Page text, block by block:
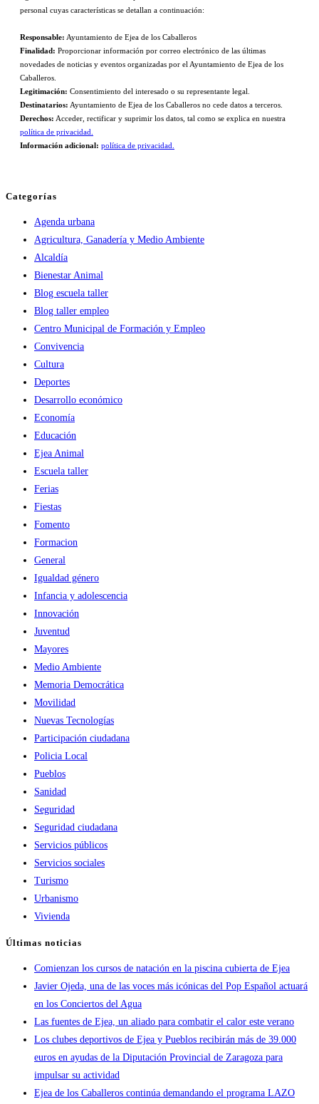
personal cuyas características se detallan a continuación:
Responsable: Ayuntamiento de Ejea de los Caballeros
Finalidad: Proporcionar información por correo electrónico de las últimas
novedades de noticias y eventos organizadas por el Ayuntamiento de Ejea de los
Caballeros.
Legitimación: Consentimiento del interesado o su representante legal.
Destinatarios: Ayuntamiento de Ejea de los Caballeros no cede datos a terceros.
Derechos: Acceder, rectificar y suprimir los datos, tal como se explica en nuestra
política de privacidad.
Información adicional: política de privacidad.
Categorías
Agenda urbana
Agricultura, Ganadería y Medio Ambiente
Alcaldía
Bienestar Animal
Blog escuela taller
Blog taller empleo
Centro Municipal de Formación y Empleo
Convivencia
Cultura
Deportes
Desarrollo económico
Economía
Educación
Ejea Animal
Escuela taller
Ferias
Fiestas
Fomento
Formacion
General
Igualdad género
Infancia y adolescencia
Innovación
Juventud
Mayores
Medio Ambiente
Memoria Democrática
Movilidad
Nuevas Tecnologías
Participación ciudadana
Policia Local
Pueblos
Sanidad
Seguridad
Seguridad ciudadana
Servicios públicos
Servicios sociales
Turismo
Urbanismo
Vivienda
Últimas noticias
Comienzan los cursos de natación en la piscina cubierta de Ejea
Javier Ojeda, una de las voces más icónicas del Pop Español actuará
en los Conciertos del Agua
Las fuentes de Ejea, un aliado para combatir el calor este verano
Los clubes deportivos de Ejea y Pueblos recibirán más de 39.000
euros en ayudas de la Diputación Provincial de Zaragoza para
impulsar su actividad
Ejea de los Caballeros continúa demandando el programa LAZO